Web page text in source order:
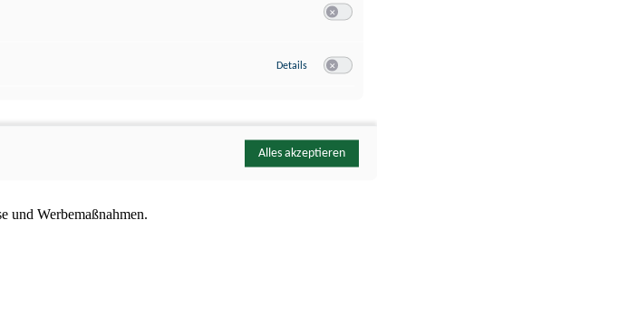
und Werbemaßnahmen.
Details zu YouTube
Alles akzeptieren